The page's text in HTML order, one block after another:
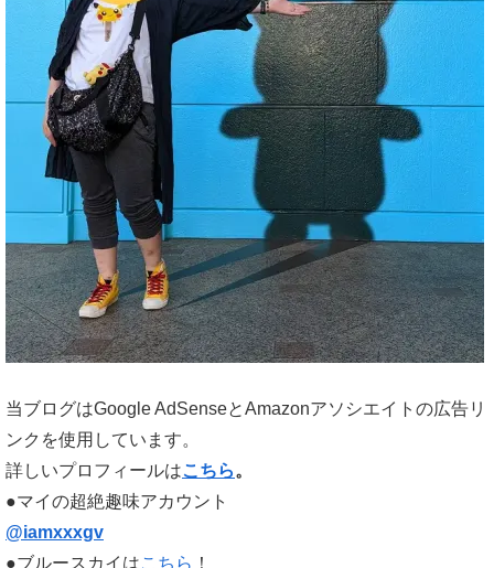
当ブログはGoogle AdSenseとAmazonアソシエイトの広告リ
ンクを使用しています。
詳しいプロフィールはこちら。
●マイの超絶趣味アカウント
@iamxxxgv
●ブルースカイはこちら ！